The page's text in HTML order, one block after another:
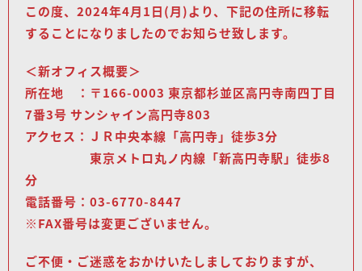
この度、2024年4月1日(月)より、下記の住所に移転
することになりましたのでお知らせ致します。
＜新オフィス概要＞
所在地 ：〒166-0003 東京都杉並区高円寺南四丁目
7番3号 サンシャイン高円寺803
アクセス：ＪＲ中央本線「高円寺」徒歩3分
東京メトロ丸ノ内線「新高円寺駅」徒歩8
分
電話番号：03-6770-8447
※FAX番号は変更ございません。
ご不便・ご迷惑をおかけいたしましておりますが、